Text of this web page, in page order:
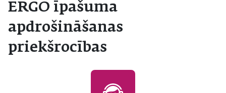
ERGO īpašuma
apdrošināšanas
priekšrocības